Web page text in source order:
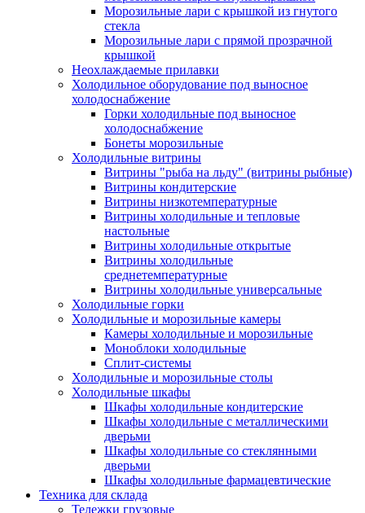
Морозильные лари с крышкой из гнутого
стекла
Морозильные лари с прямой прозрачной
крышкой
Неохлаждаемые прилавки
Холодильное оборудование под выносное
холодоснабжение
Горки холодильные под выносное
холодоснабжение
Бонеты морозильные
Холодильные витрины
Витрины "рыба на льду" (витрины рыбные)
Витрины кондитерские
Витрины низкотемпературные
Витрины холодильные и тепловые
настольные
Витрины холодильные открытые
Витрины холодильные
среднетемпературные
Витрины холодильные универсальные
Холодильные горки
Холодильные и морозильные камеры
Камеры холодильные и морозильные
Моноблоки холодильные
Сплит-системы
Холодильные и морозильные столы
Холодильные шкафы
Шкафы холодильные кондитерские
Шкафы холодильные с металлическими
дверьми
Шкафы холодильные со стеклянными
дверьми
Шкафы холодильные фармацевтические
Техника для склада
Тележки грузовые